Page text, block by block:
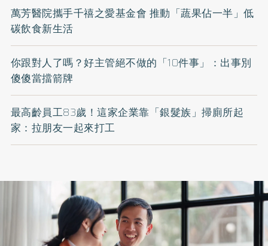
萬芳醫院攜手千禧之愛基金會 推動「蔬果佔一半」低
碳飲食新生活
你跟對人了嗎？好主管絕不做的「10件事」：出事別
傻傻當擋箭牌
最高齡員工83歲！這家企業靠「銀髮族」掃廁所起
家：拉朋友一起來打工